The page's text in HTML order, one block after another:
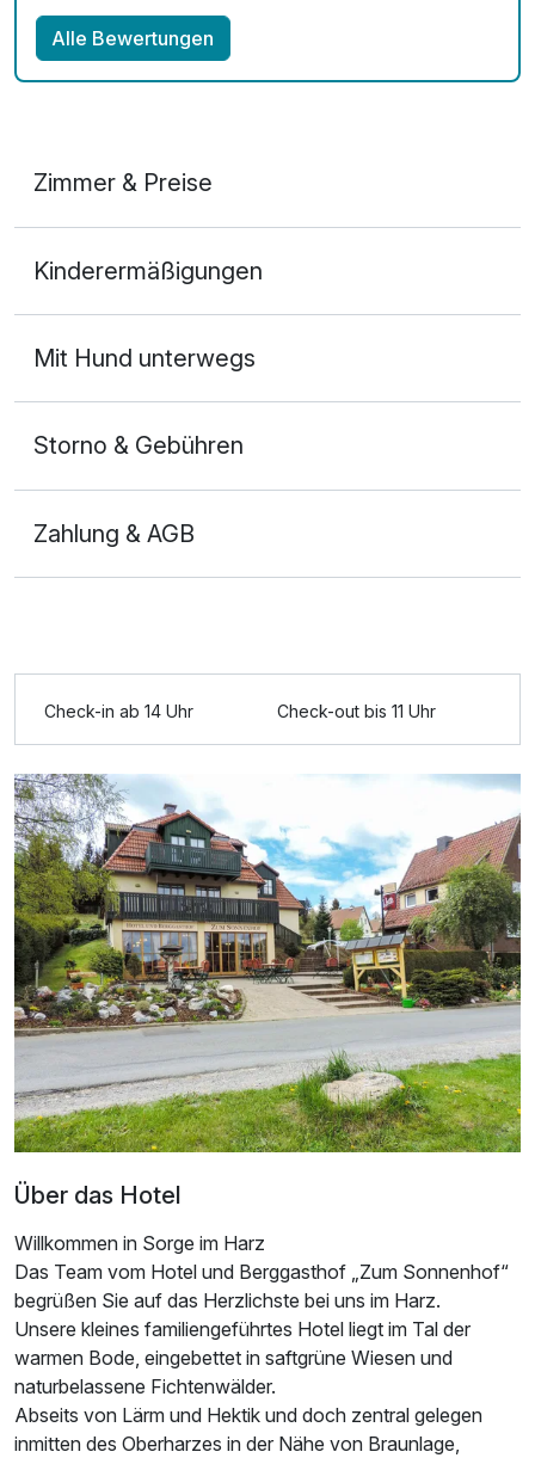
Alle Bewertungen
Zimmer & Preise
2 Erwachsene
Ausstattung
Zusatznächte
Für 5 Tage p.P. ab459,00 €
Suite/n
Kinderermäßigungen
Mit Hund unterwegs
Storno & Gebühren
Zahlung & AGB
Check-in ab 14 Uhr Check-out bis 11 Uhr
Über das Hotel
Willkommen in Sorge im Harz
Das Team vom Hotel und Berggasthof „Zum Sonnenhof“
begrüßen Sie auf das Herzlichste bei uns im Harz.
Unsere kleines familiengeführtes Hotel liegt im Tal der
warmen Bode, eingebettet in saftgrüne Wiesen und
naturbelassene Fichtenwälder.
Abseits von Lärm und Hektik und doch zentral gelegen
inmitten des Oberharzes in der Nähe von Braunlage,